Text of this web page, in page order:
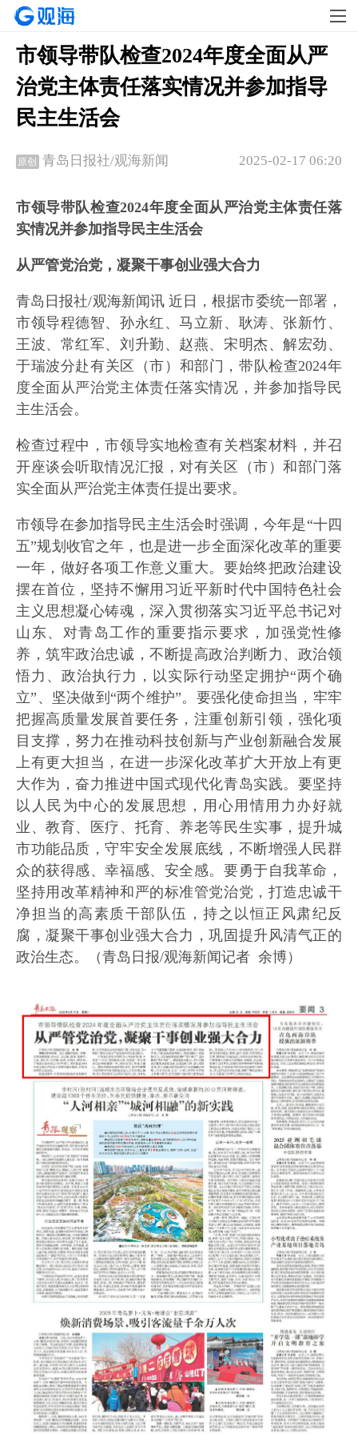
市领导带队检查2024年度全面从严
治党主体责任落实情况并参加指导
民主生活会
原创 2025-02-17 06:20
青岛日报社/观海新闻
市领导带队检查2024年度全面从严治党主体责任落
实情况并参加指导民主生活会
从严管党治党，凝聚干事创业强大合力
青岛日报社/观海新闻讯 近日，根据市委统一部署，
市领导程德智、孙永红、马立新、耿涛、张新竹、
王波、常红军、刘升勤、赵燕、宋明杰、解宏劲、
于瑞波分赴有关区（市）和部门，带队检查2024年
度全面从严治党主体责任落实情况，并参加指导民
主生活会。
检查过程中，市领导实地检查有关档案材料，并召
开座谈会听取情况汇报，对有关区（市）和部门落
实全面从严治党主体责任提出要求。
市领导在参加指导民主生活会时强调，今年是“十四
五”规划收官之年，也是进一步全面深化改革的重要
一年，做好各项工作意义重大。要始终把政治建设
摆在首位，坚持不懈用习近平新时代中国特色社会
主义思想凝心铸魂，深入贯彻落实习近平总书记对
山东、对青岛工作的重要指示要求，加强党性修
养，筑牢政治忠诚，不断提高政治判断力、政治领
悟力、政治执行力，以实际行动坚定拥护“两个确
立”、坚决做到“两个维护”。要强化使命担当，牢牢
把握高质量发展首要任务，注重创新引领，强化项
目支撑，努力在推动科技创新与产业创新融合发展
上有更大担当，在进一步深化改革扩大开放上有更
大作为，奋力推进中国式现代化青岛实践。要坚持
以人民为中心的发展思想，用心用情用力办好就
业、教育、医疗、托育、养老等民生实事，提升城
市功能品质，守牢安全发展底线，不断增强人民群
众的获得感、幸福感、安全感。要勇于自我革命，
坚持用改革精神和严的标准管党治党，打造忠诚干
净担当的高素质干部队伍，持之以恒正风肃纪反
腐，凝聚干事创业强大合力，巩固提升风清气正的
政治生态。（青岛日报/观海新闻记者 余博）